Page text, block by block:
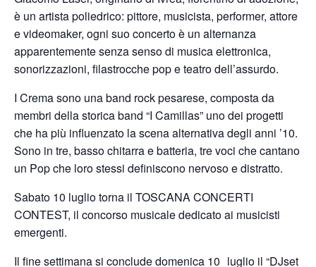
è un artista poliedrico: pittore, musicista, performer, attore
e videomaker, ogni suo concerto è un alternanza
apparentemente senza senso di musica elettronica,
sonorizzazioni, filastrocche pop e teatro dell’assurdo.
I Crema sono una band rock pesarese, composta da
membri della storica band “I Camillas” uno dei progetti
che ha più influenzato la scena alternativa degli anni ’10.
Sono in tre, basso chitarra e batteria, tre voci che cantano
un Pop che loro stessi definiscono nervoso e distratto.
Sabato 10 luglio torna il TOSCANA CONCERTI
CONTEST, il concorso musicale dedicato ai musicisti
emergenti.
Il fine settimana si conclude domenica 10 luglio il “DJset